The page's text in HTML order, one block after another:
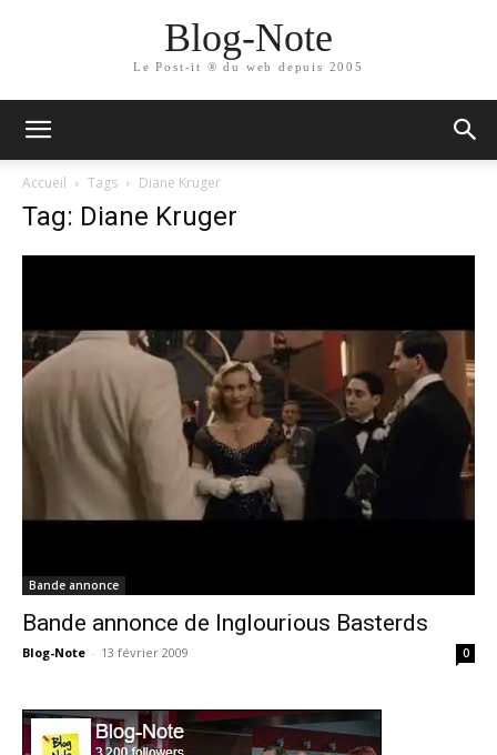
Blog-Note
Le Post-it ® du web depuis 2005
Accueil Tags Diane Kruger
Tag: Diane Kruger
Bande annonce
Bande annonce de Inglourious Basterds
Blog-Note - 13 février 2009 0